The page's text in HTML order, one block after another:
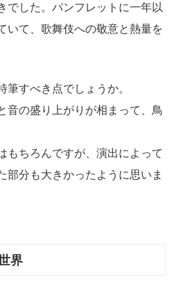
でした。パンフレットに一年以
いて、歌舞伎への敬意と熱量を
筆すべき点でしょうか。
音の盛り上がりが相まって、鳥
もちろんですが、演出によって
部分も大きかったように思いま
界